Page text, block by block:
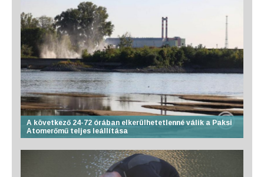
A következő 24-72 órában elkerülhetetlenné válik a Paksi
Atomerőmű teljes leállítása